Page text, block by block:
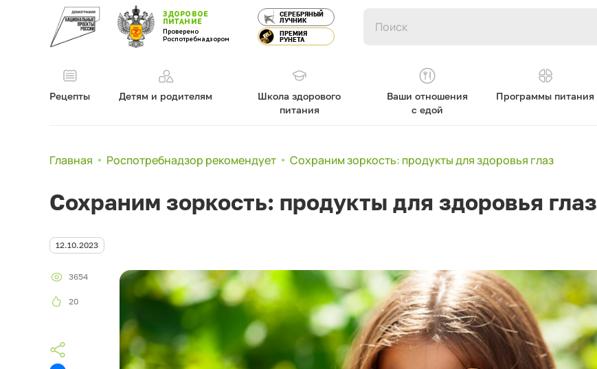
ЗДОРОВОЕ
ПИТАНИЕ
Проверено
Роспотребнадзором
СЕРЕБРЯНЫЙ
ЛУЧНИК
ПРЕМИЯ
РУНЕТА
Рецепты Детям и родителям
Школа здорового
питания
Ваши отношения
с едой
Программы питания
Главная Роспотребнадзор рекомендует Сохраним зоркость: продукты для здоровья глаз
Сохраним зоркость: продукты для здоровья глаз
12.10.2023
3654
20